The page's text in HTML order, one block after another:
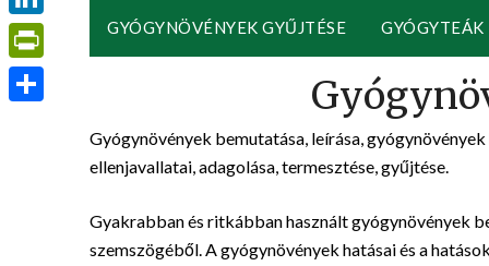
GYÓGYNÖVÉNYEK GYŰJTÉSE GYÓGYTEÁK
Gyógynövények bemutatása, leírása,
ellenjavallatai, adagolása, termesztése, gyűjtése.
Gyakrabban és ritkábban használt gyógynövények
szemszögéből. A gyógynövények hatásai és a
LinkedIn
PrintFriendly